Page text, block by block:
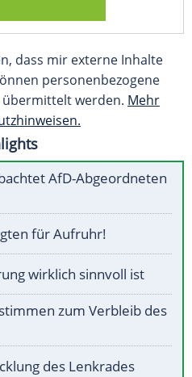
dass mir externe Inhalte
personenbezogene
werden. Mehr
AfD-Abgeordneten
für Aufruhr!
wirklich sinnvoll ist
zum Verbleib des
des Lenkrades